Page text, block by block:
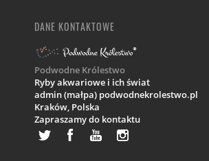
DANE KONTAKTOWE
Podwodne Królestwo
Ryby akwariowe i ich świat
admin (małpa) podwodnekrolestwo.pl
Kraków, Polska
Zapraszamy do kontaktu